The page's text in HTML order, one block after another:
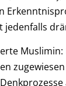
jedenfalls